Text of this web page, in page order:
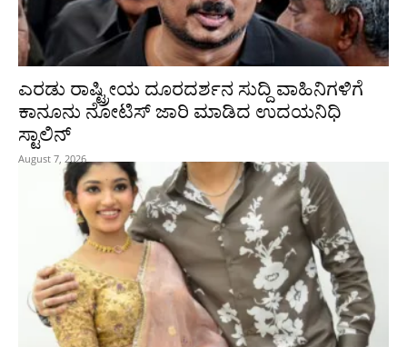
ಎರಡು ರಾಷ್ಟ್ರೀಯ ದೂರದರ್ಶನ ಸುದ್ದಿ ವಾಹಿನಿಗಳಿಗೆ
ಕಾನೂನು ನೋಟಿಸ್ ಜಾರಿ ಮಾಡಿದ ಉದಯನಿಧಿ
ಸ್ಟಾಲಿನ್
August 7, 2026